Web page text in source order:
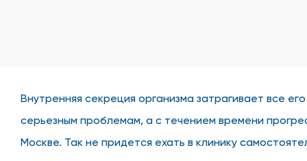
Внутренняя секреция организма затрагивает все
серьезным проблемам, а с течением времени
Москве. Так не придется ехать в клинику